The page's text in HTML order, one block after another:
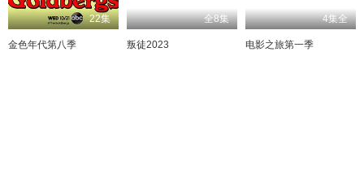
22集
金色年代第八季
全8集
叛徒2023
4集全
电影之旅第一季